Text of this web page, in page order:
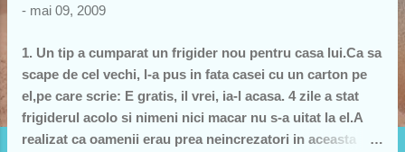
- mai 09, 2009
1. Un tip a cumparat un frigider nou pentru casa lui.Ca sa
scape de cel vechi, l-a pus in fata casei cu un carton pe
el,pe care scrie: E gratis, il vrei, ia-l acasa. 4 zile a stat
frigiderul acolo si nimeni nici macar nu s-a uitat la el.A
realizat ca oamenii erau prea neincrezatori in aceasta